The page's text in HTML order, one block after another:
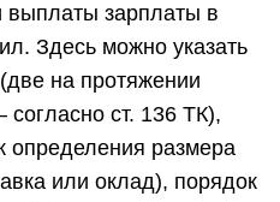
выплаты зарплаты в
Здесь можно указать
на протяжении
ст. 136 ТК),
определения размера
или оклад), порядок